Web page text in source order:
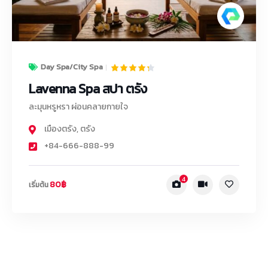
Day Spa/City Spa
Lavenna Spa สปา ตรัง
ละมุนหรูหรา ผ่อนคลายกายใจ
เมืองตรัง,ตรัง
+84-666-888-99
เริ่มต้น80฿ 4